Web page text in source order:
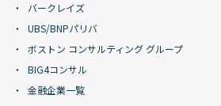
バークレイズ
UBS/BNPパリバ
ボストン コンサルティング グループ
BIG4コンサル
金融企業一覧